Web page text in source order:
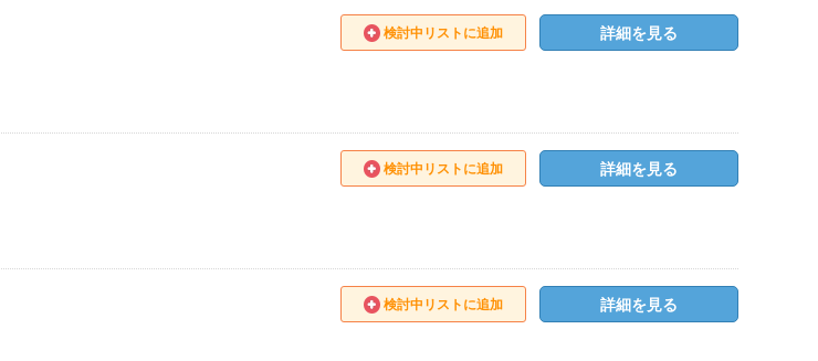
検討中リストに追加 詳細を見る
検討中リストに追加 詳細を見る
検討中リストに追加 詳細を見る